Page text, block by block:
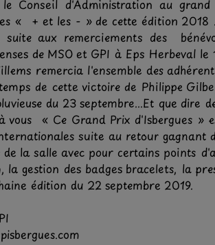
Conseil d'Administration au
« + et les - » de cette édition 2018
aux remerciements des
de MSO et GPI à Eps Herbeval
remercia l'ensemble des
de cette victoire de Philippe
du 23 septembre...Et que dire
vous « Ce Grand Prix d'Isbergues »
suite au retour
la salle avec pour certains points
gestion des badges bracelets, la
édition du 22 septembre 2019.